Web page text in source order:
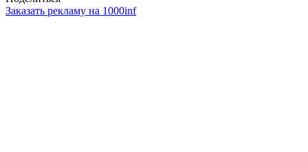
Заказать рекламу на 1000inf